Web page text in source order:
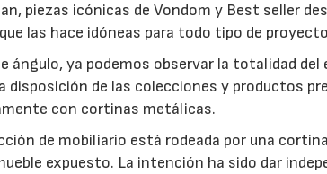
piezas icónicas de Vondom y Best seller
las hace idóneas para todo tipo de
ángulo, ya podemos observar la totalidad del
disposición de las colecciones y productos
con cortinas metálicas.
de mobiliario está rodeada por una
expuesto. La intención ha sido dar